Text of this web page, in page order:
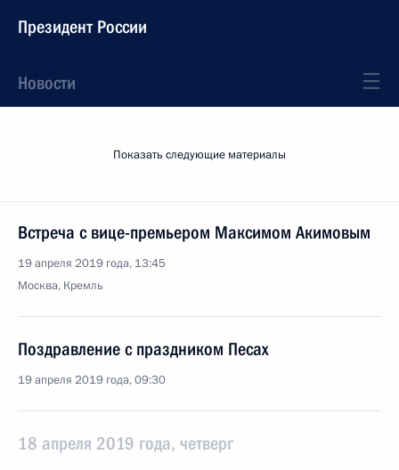
Президент России
Новости
Показать следующие материалы
Встреча с вице-премьером Максимом Акимовым
19 апреля 2019 года, 13:45
Москва, Кремль
Поздравление с праздником Песах
19 апреля 2019 года, 09:30
18 апреля 2019 года, четверг